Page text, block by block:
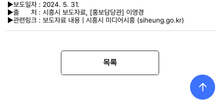
►보도일자 : 2024. 5. 31.
►출 처 : 시흥시 보도자료, [홍보담당관] 이영경
►관련링크 : 보도자료 내용 | 시흥시 미디어시흥 (siheung.go.kr)
목록